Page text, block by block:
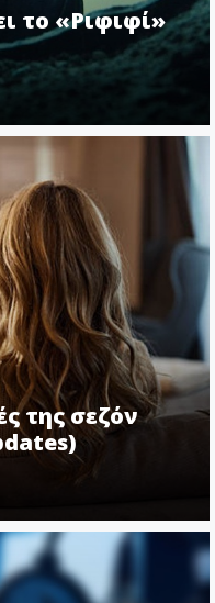
το «Ριφιφί»
της σεζόν